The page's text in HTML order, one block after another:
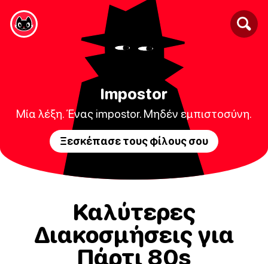
Impostor
Μία λέξη. Ένας impostor. Μηδέν εμπιστοσύνη.
Ξεσκέπασε τους φίλους σου
Καλύτερες
Διακοσμήσεις για
Πάρτι 80s